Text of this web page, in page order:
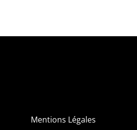
Mentions Légales